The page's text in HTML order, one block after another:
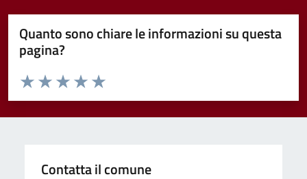
Quanto sono chiare le informazioni su questa
pagina?
Valuta da 1 a 5 stelle la pagina
Valuta 5 stelle su 5
Valuta 4 stelle su 5
Valuta 3 stelle su 5
Valuta 2 stelle su 5
Valuta 1 stelle su 5
Contatta il comune